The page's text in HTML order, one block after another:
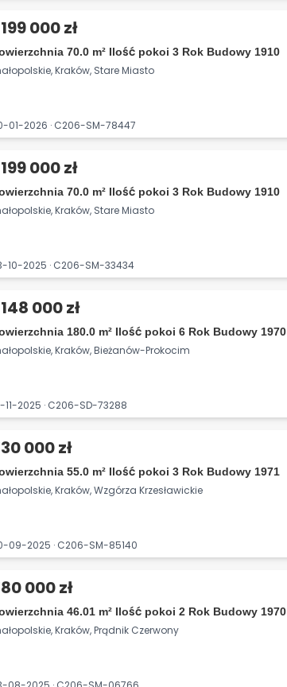
199 000 zł
70.0 m² Ilość pokoi 3 Rok Budowy 1910
Kraków, Stare Miasto
01-2026 · C206-SM-78447
199 000 zł
70.0 m² Ilość pokoi 3 Rok Budowy 1910
Kraków, Stare Miasto
10-2025 · C206-SM-33434
148 000 zł
180.0 m² Ilość pokoi 6 Rok Budowy 1970
Kraków, Bieżanów-Prokocim
11-2025 · C206-SD-73288
000 zł
55.0 m² Ilość pokoi 3 Rok Budowy 1971
Kraków, Wzgórza Krzesławickie
09-2025 · C206-SM-85140
000 zł
46.01 m² Ilość pokoi 2 Rok Budowy 1970
Kraków, Prądnik Czerwony